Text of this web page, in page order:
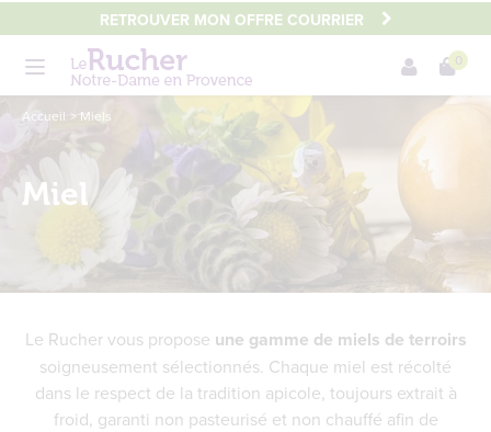
au
contenu
principal
RETROUVER MON OFFRE COURRIER
Menu
0
Main
content
Accueil Miels
Miel
Le Rucher vous propose une gamme de miels de terroirs
soigneusement sélectionnés. Chaque miel est récolté
dans le respect de la tradition apicole, toujours extrait à
froid, garanti non pasteurisé et non chauffé afin de